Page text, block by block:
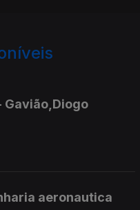
Gavião,Diogo
aeronautica